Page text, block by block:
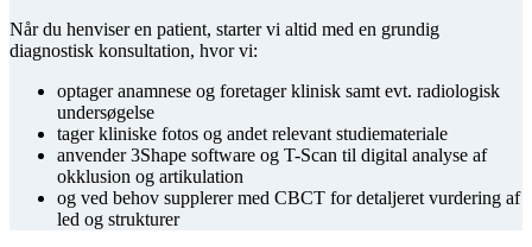
Når du henviser en patient, starter vi altid med en grundig
diagnostisk konsultation, hvor vi:
optager anamnese og foretager klinisk samt evt. radiologisk
undersøgelse
tager kliniske fotos og andet relevant studiemateriale
anvender 3Shape software og T-Scan til digital analyse af
okklusion og artikulation
og ved behov supplerer med CBCT for detaljeret vurdering af
led og strukturer